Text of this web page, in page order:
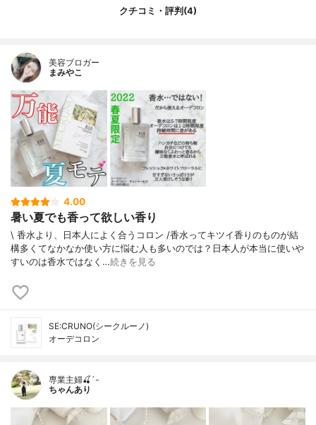
クチコミ・評判(4)
美容ブロガー
まみやこ
4.00
暑い夏でも香って欲しい香り
\ 香水より、日本人によく合うコロン /⁡⁡香水ってキツイ香りのものが結
構多くてなかなか使い方に悩む人も多いのでは？⁡⁡日本人が本当に使いや
すいのは香水ではなく…続きを見る
SE:CRUNO(シークルーノ)
オーデコロン
専業主婦🍒´-
ちゃんあり